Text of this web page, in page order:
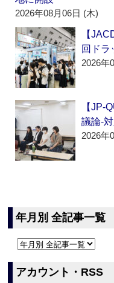
2026年08月06日 (木)
【
回ドラ
2026年
【JP-
議論‐
2026年
年月別 全記事一覧
アカウント・RSS